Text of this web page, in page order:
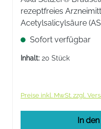
rezeptfreies
Acetylsalicylsäure
schmerzlindernde,
Sofort verfügbar
Inhalt: 20 Stück
Preise inkl. MwSt. zzgl.
In